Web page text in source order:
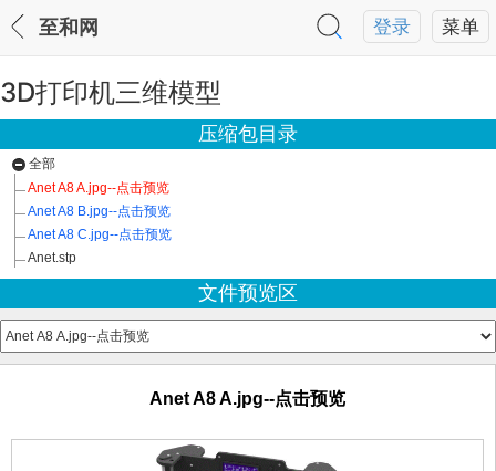
菜单
登录
至和网
3D打印机三维模型
压缩包目录
全部
Anet A8 A.jpg--点击预览
Anet A8 B.jpg--点击预览
Anet A8 C.jpg--点击预览
Anet.stp
文件预览区
Anet A8 A.jpg--点击预览